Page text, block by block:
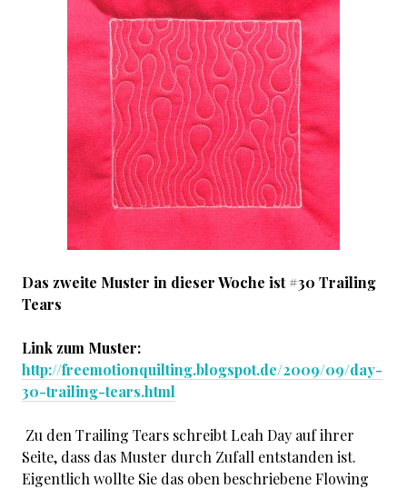
Das zweite Muster in dieser Woche ist #30 Trailing
Tears
Link zum Muster:
http://freemotionquilting.blogspot.de/2009/09/day-
30-trailing-tears.html
Zu den Trailing Tears schreibt Leah Day auf ihrer
Seite, dass das Muster durch Zufall entstanden ist.
Eigentlich wollte Sie das oben beschriebene Flowing